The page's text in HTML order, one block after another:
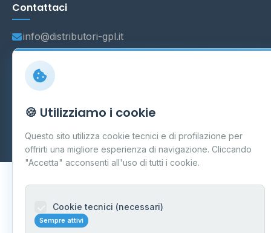
Contattaci
info@distributori-gpl.it
Carpi P.IVA 03859300364
Dati forniti da Ministero delle Imprese e del Made in Italy
Aggiornamento quotidiano
🍪 Utilizziamo i cookie
Questo sito utilizza cookie tecnici e di profilazione per
offrirti una migliore esperienza di navigazione. Cliccando
"Accetta" acconsenti all'uso di tutti i cookie.
Cookie tecnici (necessari)
Sempre attivi